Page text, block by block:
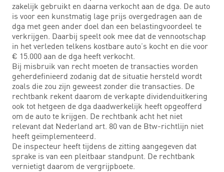
zakelijk gebruikt en daarna verkocht aan de dga. De auto
is voor een kunstmatig lage prijs overgedragen aan de
dga met geen ander doel dan een belastingvoordeel te
verkrijgen. Daarbij speelt ook mee dat de vennootschap
in het verleden telkens kostbare auto’s kocht en die voor
€ 15.000 aan de dga heeft verkocht.
Bij misbruik van recht moeten de transacties worden
geherdefinieerd zodanig dat de situatie hersteld wordt
zoals die zou zijn geweest zonder die transacties. De
rechtbank rekent daarom de verkapte dividenduitkering
ook tot hetgeen de dga daadwerkelijk heeft opgeofferd
om de auto te krijgen. De rechtbank acht het niet
relevant dat Nederland art. 80 van de Btw-richtlijn niet
heeft geïmplementeerd.
De inspecteur heeft tijdens de zitting aangegeven dat
sprake is van een pleitbaar standpunt. De rechtbank
vernietigt daarom de vergrijpboete.